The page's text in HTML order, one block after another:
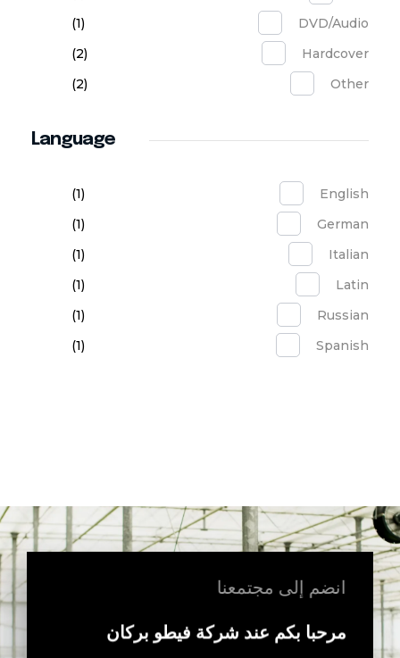
DVD/Audio
(1)
Hardcover
(2)
Other
(2)
Language
English
(1)
German
(1)
Italian
(1)
Latin
(1)
Russian
(1)
Spanish
(1)
انضم إلى مجتمعنا
مرحبا بكم عند شركة فيطو بركان